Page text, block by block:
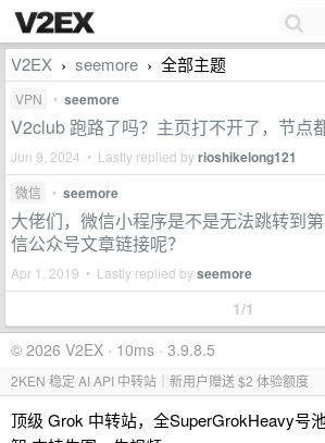
V2EX › seemore › 全部主题
VPN • seemore
V2club 跑路了吗？主页打不开了，节点
Jun 9, 2024 • Lastly replied byrioshikelong121
微信 • seemore
大佬们，微信小程序是不是无法跳转到
信公众号文章链接呢？
Apr 1, 2019 • Lastly replied byseemore
1/1
© 2026 V2EX · 10ms · 3.9.8.5
2KEN 稳定 AI API 中转站｜新用户赠送 $2 体验额度
顶级 Grok 中转站，全SuperGrokHeavy号